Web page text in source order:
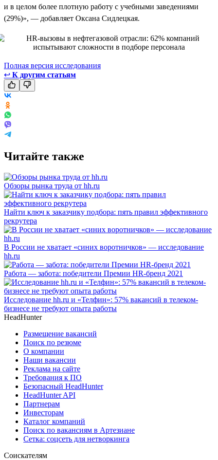
и в целом более плотную работу с учебными заведениями
(29%)», — добавляет Оксана Сидлецкая.
Полная версия исследования
↩ К другим статьям
Читайте также
Обзоры рынка труда от hh.ru
Найти ключ к заказчику подбора: пять правил эффективного
рекрутера
В России не хватает «синих воротничков» — исследование
hh.ru
Работа — забота: победители Премии HR-бренд 2021
Исследование hh.ru и «Телфин»: 57% вакансий в телеком-
бизнесе не требуют опыта работы
HeadHunter
Размещение вакансий
Поиск по резюме
О компании
Наши вакансии
Реклама на сайте
Требования к ПО
Безопасный HeadHunter
HeadHunter API
Партнерам
Инвесторам
Каталог компаний
Поиск по вакансиям в Артезиане
Сетка: соцсеть для нетворкинга
Соискателям